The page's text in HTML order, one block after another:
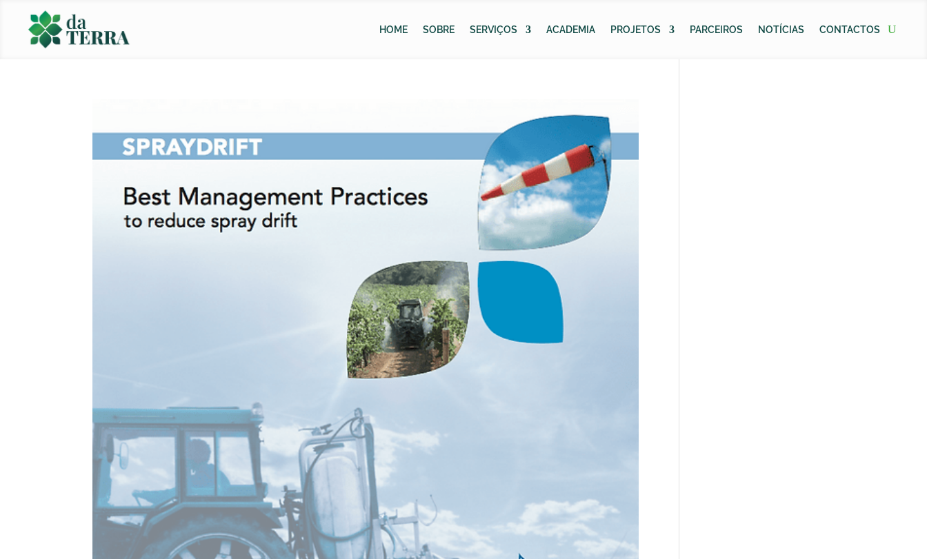
HOME SOBRE SERVIÇOS ACADEMIA PROJETOS PARCEIROS NOTÍCIAS CONTACTOS